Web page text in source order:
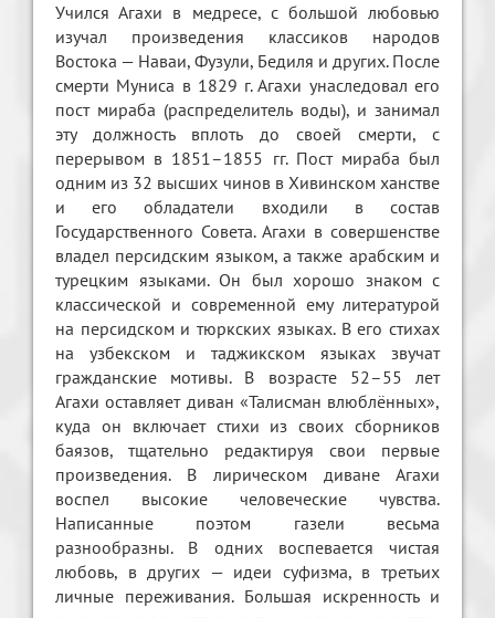
Учился Агахи в медресе, с большой любовью
изучал произведения классиков народов
Востока — Наваи, Фузули, Бедиля и других. После
смерти Муниса в 1829 г. Агахи унаследовал его
пост мираба (распределитель воды), и занимал
эту должность вплоть до своей смерти, с
перерывом в 1851–1855 гг. Пост мираба был
одним из 32 высших чинов в Хивинском ханстве
и его обладатели входили в состав
Государственного Совета. Агахи в совершенстве
владел персидским языком, а также арабским и
турецким языками. Он был хорошо знаком с
классической и современной ему литературой
на персидском и тюркских языках. В его стихах
на узбекском и таджикском языках звучат
гражданские мотивы. В возрасте 52–55 лет
Агахи оставляет диван «Талисман влюблённых»,
куда он включает стихи из своих сборников
баязов, тщательно редактируя свои первые
произведения. В лирическом диване Агахи
воспел высокие человеческие чувства.
Написанные поэтом газели весьма
разнообразны. В одних воспевается чистая
любовь, в других — идеи суфизма, в третьих
личные переживания. Большая искренность и